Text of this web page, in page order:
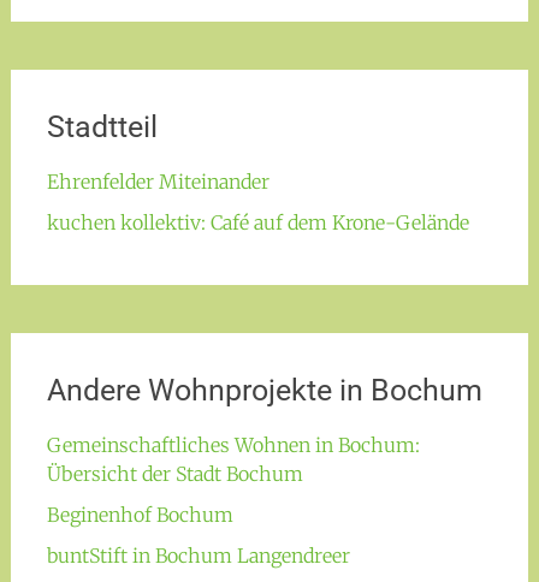
Stadtteil
Ehrenfelder Miteinander
kuchen kollektiv: Café auf dem Krone-Gelände
Andere Wohnprojekte in Bochum
Gemeinschaftliches Wohnen in Bochum:
Übersicht der Stadt Bochum
Beginenhof Bochum
buntStift in Bochum Langendreer